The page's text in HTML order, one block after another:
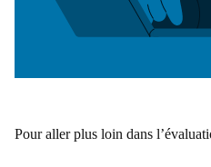
Pour aller plus loin dans